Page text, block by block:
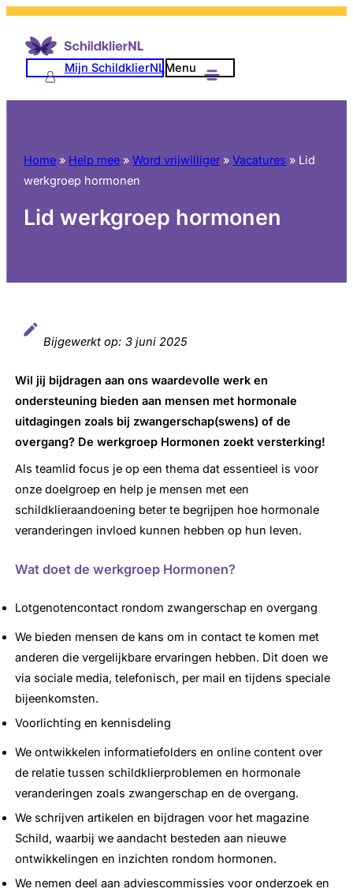
naar
Mijn SchildklierNLMenu
Home » Help mee »Word vrijwilliger »Vacatures » Lid
werkgroep hormonen
Lid werkgroep hormonen
Bijgewerkt op: 3 juni 2025
Wil jij bijdragen aan ons waardevolle werk en
ondersteuning bieden aan mensen met hormonale
uitdagingen zoals bij zwangerschap(swens) of de
overgang? De werkgroep Hormonen zoekt versterking!
Als teamlid focus je op een thema dat essentieel is voor
onze doelgroep en help je mensen met een
schildklieraandoening beter te begrijpen hoe hormonale
veranderingen invloed kunnen hebben op hun leven.
Wat doet de werkgroep Hormonen?
Lotgenotencontact rondom zwangerschap en overgang
We bieden mensen de kans om in contact te komen met
anderen die vergelijkbare ervaringen hebben. Dit doen we
via sociale media, telefonisch, per mail en tijdens speciale
bijeenkomsten.
Voorlichting en kennisdeling
We ontwikkelen informatiefolders en online content over
de relatie tussen schildklierproblemen en hormonale
veranderingen zoals zwangerschap en de overgang.
We schrijven artikelen en bijdragen voor het magazine
Schild, waarbij we aandacht besteden aan nieuwe
ontwikkelingen en inzichten rondom hormonen.
We nemen deel aan adviescommissies voor onderzoek en